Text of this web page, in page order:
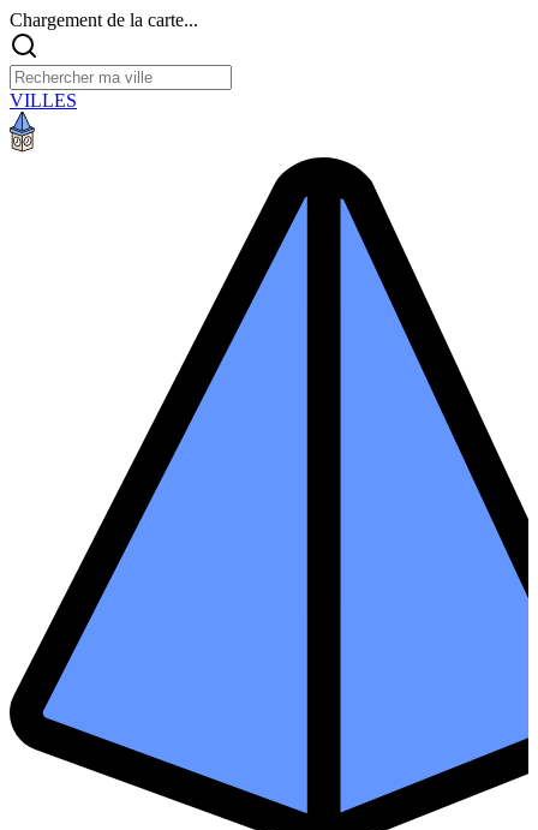
Chargement de la carte...
VILLES